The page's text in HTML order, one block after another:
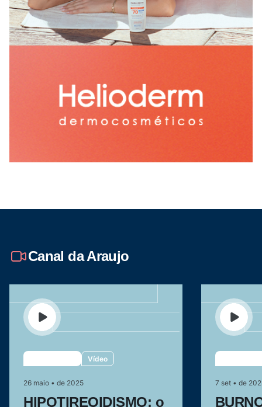
Canal da Araujo
Vídeo
26 maio • de 2025
HIPOTIREOIDISMO: o
7 set • de